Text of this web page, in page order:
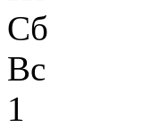
Сб
Вс
1